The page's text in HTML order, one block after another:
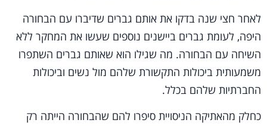
לאחר חצי שנה בדקו את אותם גברים שדיברו עם הבחורה
היפה, לעומת גברים ביישנים נוספים שעשו את המחקר ללא
השיחה עם הבחורה. מה שגילו הוא שאותם גברים השתפרו
משמעותית ביכולות התקשורת שלהם מול נשים וביכולות
החברתיות שלהם בכלל.
כחלק מהאתיקה הניסויית סיפרו להם שהבחורה הייתה רק